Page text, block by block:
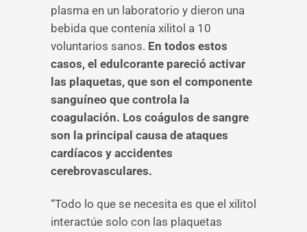
plasma en un laboratorio y dieron una
bebida que contenía xilitol a 10
voluntarios sanos. En todos estos
casos, el edulcorante pareció activar
las plaquetas, que son el componente
sanguíneo que controla la
coagulación. Los coágulos de sangre
son la principal causa de ataques
cardíacos y accidentes
cerebrovasculares.
“Todo lo que se necesita es que el xilitol
interactúe solo con las plaquetas